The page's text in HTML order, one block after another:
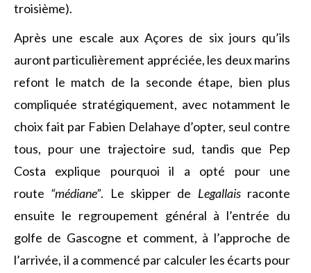
troisième).
Après une escale aux Açores de six jours qu’ils
auront particulièrement appréciée, les deux marins
refont le match de la seconde étape, bien plus
compliquée stratégiquement, avec notamment le
choix fait par Fabien Delahaye d’opter, seul contre
tous, pour une trajectoire sud, tandis que Pep
Costa explique pourquoi il a opté pour une
route “médiane”. Le skipper de Legallaisraconte
ensuite le regroupement général à l’entrée du
golfe de Gascogne et comment, à l’approche de
l’arrivée, il a commencé par calculer les écarts pour